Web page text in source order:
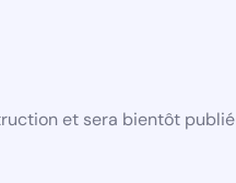
et sera bientôt publié